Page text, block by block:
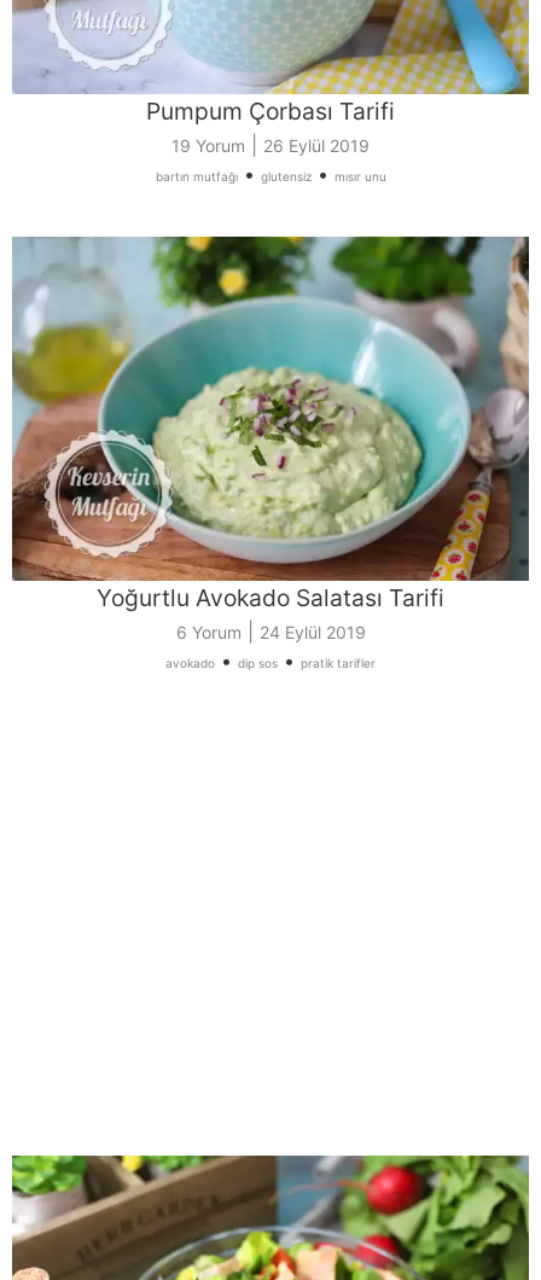
Pumpum Çorbası Tarifi
19 Yorum 26 Eylül 2019
bartın mutfağı• glutensiz• mısır unu
Yoğurtlu Avokado Salatası Tarifi
6 Yorum 24 Eylül 2019
avokado • dip sos • pratik tarifler